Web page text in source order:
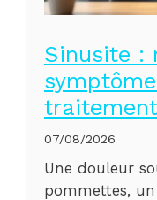
Sinusite :
traitement
07/08/2026
Une douleur
pommettes,